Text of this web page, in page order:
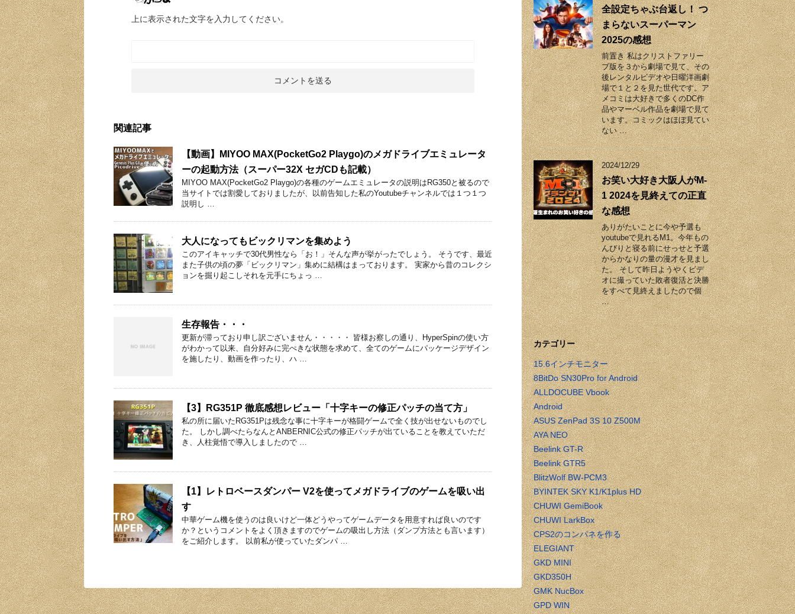
上に表示された文字を入力してください。
関連記事
【動画】MIYOO MAX(PocketGo2 Playgo)のメガドライブエミュレータ
ーの起動方法（スーパー32X セガCDも記載）
MIYOO MAX(PocketGo2 Playgo)の各種のゲームエミュレータの説明はRG350と被るので
当サイトでは割愛しておりましたが、以前告知した私のYoutubeチャンネルでは１つ１つ
説明し …
大人になってもビックリマンを集めよう
このアイキャッチで30代男性なら「お！」そんな声が挙がったでしょう。 そうです、最近
また子供の頃の夢「ビックリマン」集めに結構はまっております。 実家から昔のコレクシ
ョンを掘り起こしそれを元手にちょっ …
生存報告・・・
更新が滞っており申し訳ございません・・・・・ 皆様お察しの通り、HyperSpinの使い方
がわかって以来、自分好みに完ぺきな状態を求めて、全てのゲームにパッケージデザイン
を施したり、動画を作ったり、ハ …
【3】RG351P 徹底感想レビュー「十字キーの修正パッチの当て方」
私の所に届いたRG351Pは残念な事に十字キーが格闘ゲームで全く技が出せないものでし
た。 しかし調べたらなんとANBERNIC公式の修正パッチが出ていることを教えていただ
き、人柱覚悟で導入しましたので …
【1】レトロベースダンパー V2を使ってメガドライブのゲームを吸い出
す
中華ゲーム機を使うのは良いけど一体どうやってゲームデータを用意すれば良いのです
か？というコメントをよく頂きますのでゲームの吸出し方法（ダンプ方法とも言います）
をご紹介します。 以前私が使っていたダンパ …
全設定ちゃぶ台返し！ つ
まらないスーパーマン
2025の感想
前置き 私はクリストファリー
ブ版を３から劇場で見て、その
後レンタルビデオや日曜洋画劇
場で１と２を見た世代です。ア
メコミは大好きで多くのDC作
品やマーベル作品を劇場で見て
います。コミックはほぼ見てい
ない …
2024/12/29
お笑い大好き大阪人がM-
1 2024を見終えての正直
な感想
ありがたいことに今や予選も
youtubeで見れるM1。今年もの
んびりと寝る前にせっせと予選
からかなりの量の漫才を見まし
た。 そして昨日ようやくビデ
オに撮っていた敗者復活と決勝
をすべて見終えましたので個
…
カテゴリー
15.6インチモニター
8BitDo SN30Pro for Android
ALLDOCUBE Vbook
Android
ASUS ZenPad 3S 10 Z500M
AYA NEO
Beelink GT-R
Beelink GTR5
BlitzWolf BW-PCM3
BYINTEK SKY K1/K1plus HD
CHUWI GemiBook
CHUWI LarkBox
CPS2のコンパネを作る
ELEGIANT
GKD MINI
GKD350H
GMK NucBox
GPD WIN